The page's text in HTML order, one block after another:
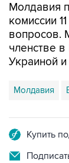
Молдавия
комиссии
вопросов.
членстве
Украиной и
Молдавия
Купить